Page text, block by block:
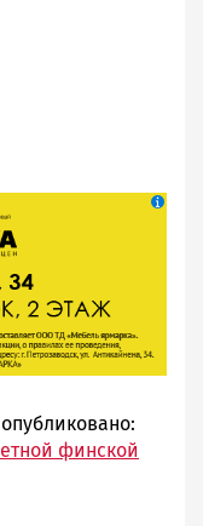
финской